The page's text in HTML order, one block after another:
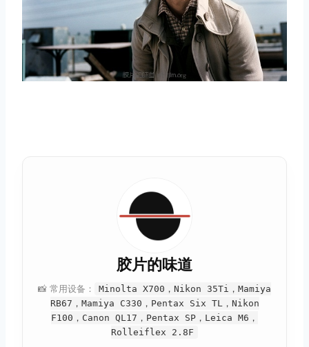
胶片的味道
📸 常用设备：
Minolta X700，Nikon 35Ti，Mamiya
RB67，Mamiya C330，Pentax Six TL，Nikon
F100，Canon QL17，Pentax SP，Leica M6，
Rolleiflex 2.8F